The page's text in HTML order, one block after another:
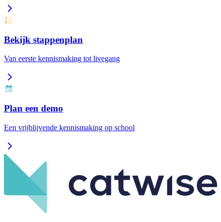
Bekijk stappenplan
Van eerste kennismaking tot livegang
Plan een demo
Een vrijblijvende kennismaking op school